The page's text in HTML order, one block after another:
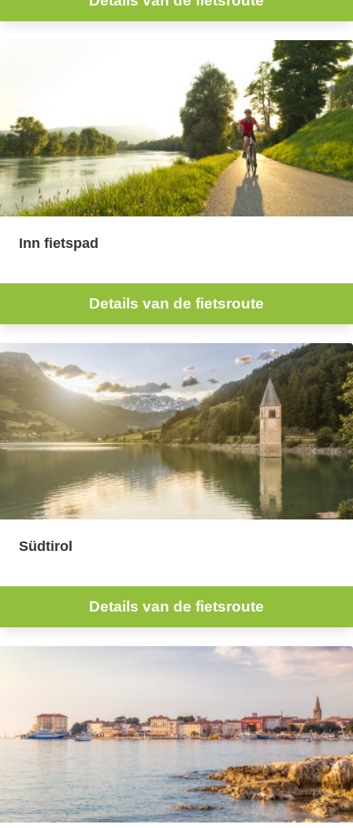
Inn fietspad
Details van de fietsroute
Südtirol
Details van de fietsroute